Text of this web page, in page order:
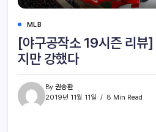
MLB
[야구공작소 19시즌 리뷰
지만 강했다
By 권승환
2019년 11월 11일
8 Min Read